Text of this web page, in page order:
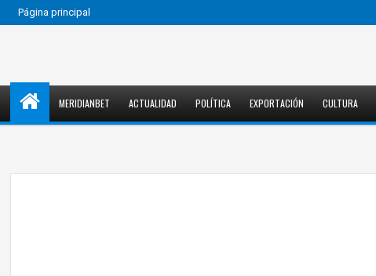
Página principal
MERIDIANBET ACTUALIDAD POLÍTICA EXPORTACIÓN CULTURA